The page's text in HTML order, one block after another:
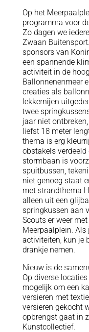
Op het
programma voor
Zo dagen we
Zwaan
sponsors van
een spannende
activiteit in de
Ballonnenenmeer
creaties als
lekkernijen
twee
jaar niet
liefst 18 meter
thema is erg
obstakels verdeeld
stormbaan is
spuitbussen,
niet genoeg staat
met strandthema
alleen uit een
springkussen aan
Scouts er weer
Meerpaalplein. Als
activiteiten, kun je
drankje nemen.
Nieuw is de
Op diverse
mogelijk om een
versieren met
versieren gekocht
opbrengst gaat in
Kunstcollectief.